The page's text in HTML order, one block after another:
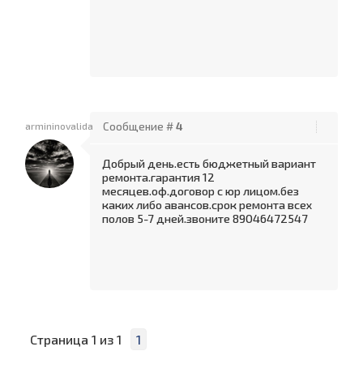
armininovalida Сообщение #4
Добрый день.есть бюджетный вариант
ремонта.гарантия 12
месяцев.оф.договор с юр лицом.без
каких либо авансов.срок ремонта всех
полов 5-7 дней.звоните 89046472547
Страница 1 из 1 1